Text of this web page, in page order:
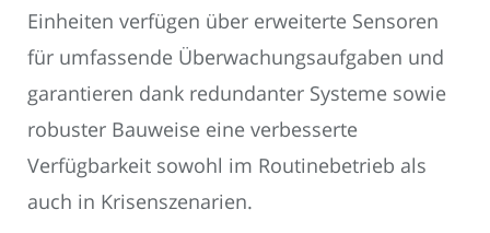
Einheiten verfügen über erweiterte Sensoren
für umfassende Überwachungsaufgaben und
garantieren dank redundanter Systeme sowie
robuster Bauweise eine verbesserte
Verfügbarkeit sowohl im Routinebetrieb als
auch in Krisenszenarien.